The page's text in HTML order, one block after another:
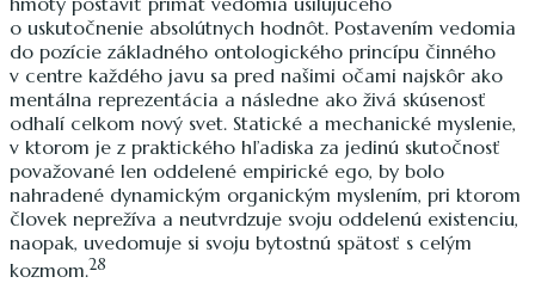
o uskutočnenie absolútnych hodnôt. Postavením vedomia
do pozície základného ontologického princípu činného
v centre každého javu sa pred našimi očami najskôr ako
mentálna reprezentácia a následne ako živá skúsenosť
odhalí celkom nový svet. Statické a mechanické myslenie,
v ktorom je z praktického hľadiska za jedinú skutočnosť
považované len oddelené empirické ego, by bolo
nahradené dynamickým organickým myslením, pri ktorom
človek neprežíva a neutvrdzuje svoju oddelenú existenciu,
naopak, uvedomuje si svoju bytostnú spätosť s celým
kozmom.28